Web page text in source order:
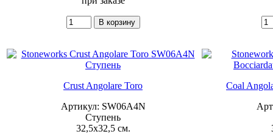
Crust Angolare Toro
Артикул: SW06A4N
Ступень
32,5x32,5 см.
Coal